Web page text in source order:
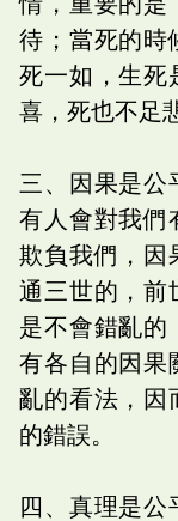
待；當死的時
死一如，生死
喜，死也不足
三、因果是公
有人會對我們
欺負我們，因
通三世的，前
是不會錯亂的
有各自的因果
亂的看法，因
的錯誤。
四、真理是